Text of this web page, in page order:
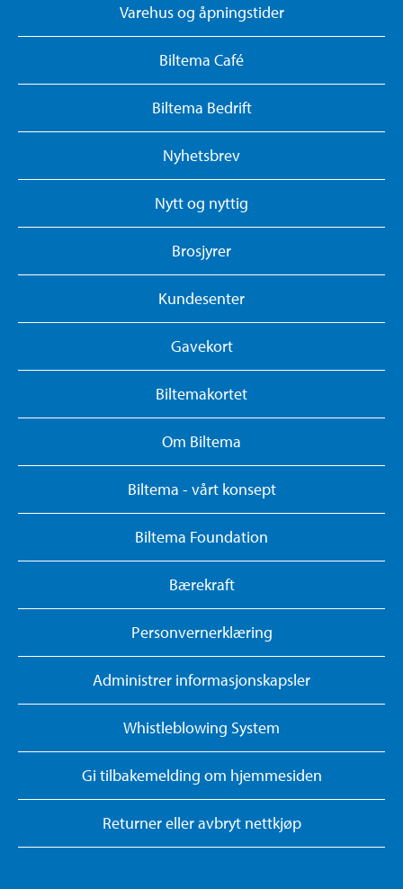
Varehus og åpningstider
Biltema Café
Biltema Bedrift
Nyhetsbrev
Nytt og nyttig
Brosjyrer
Kundesenter
Gavekort
Biltemakortet
Om Biltema
Biltema - vårt konsept
Biltema Foundation
Bærekraft
Personvernerklæring
Administrer informasjonskapsler
Whistleblowing System
Gi tilbakemelding om hjemmesiden
Returner eller avbryt nettkjøp